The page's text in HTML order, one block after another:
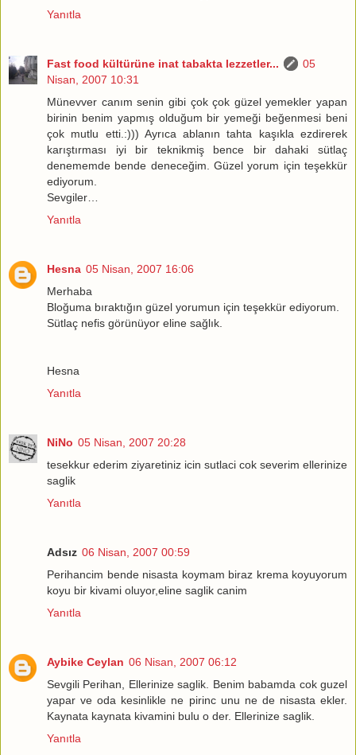
Yanıtla
Fast food kültürüne inat tabakta lezzetler...
05
Nisan, 2007 10:31
Münevver canım senin gibi çok çok güzel yemekler yapan
birinin benim yapmış olduğum bir yemeği beğenmesi beni
çok mutlu etti.:))) Ayrıca ablanın tahta kaşıkla ezdirerek
karıştırması iyi bir teknikmiş bence bir dahaki sütlaç
denememde bende deneceğim. Güzel yorum için teşekkür
ediyorum.
Sevgiler…
Yanıtla
Hesna 05 Nisan, 2007 16:06
Merhaba
Bloğuma bıraktığın güzel yorumun için teşekkür ediyorum.
Sütlaç nefis görünüyor eline sağlık.
Hesna
Yanıtla
NiNo 05 Nisan, 2007 20:28
tesekkur ederim ziyaretiniz icin sutlaci cok severim ellerinize
saglik
Yanıtla
Adsız 06 Nisan, 2007 00:59
Perihancim bende nisasta koymam biraz krema koyuyorum
koyu bir kivami oluyor,eline saglik canim
Yanıtla
Aybike Ceylan 06 Nisan, 2007 06:12
Sevgili Perihan, Ellerinize saglik. Benim babamda cok guzel
yapar ve oda kesinlikle ne pirinc unu ne de nisasta ekler.
Kaynata kaynata kivamini bulu o der. Ellerinize saglik.
Yanıtla